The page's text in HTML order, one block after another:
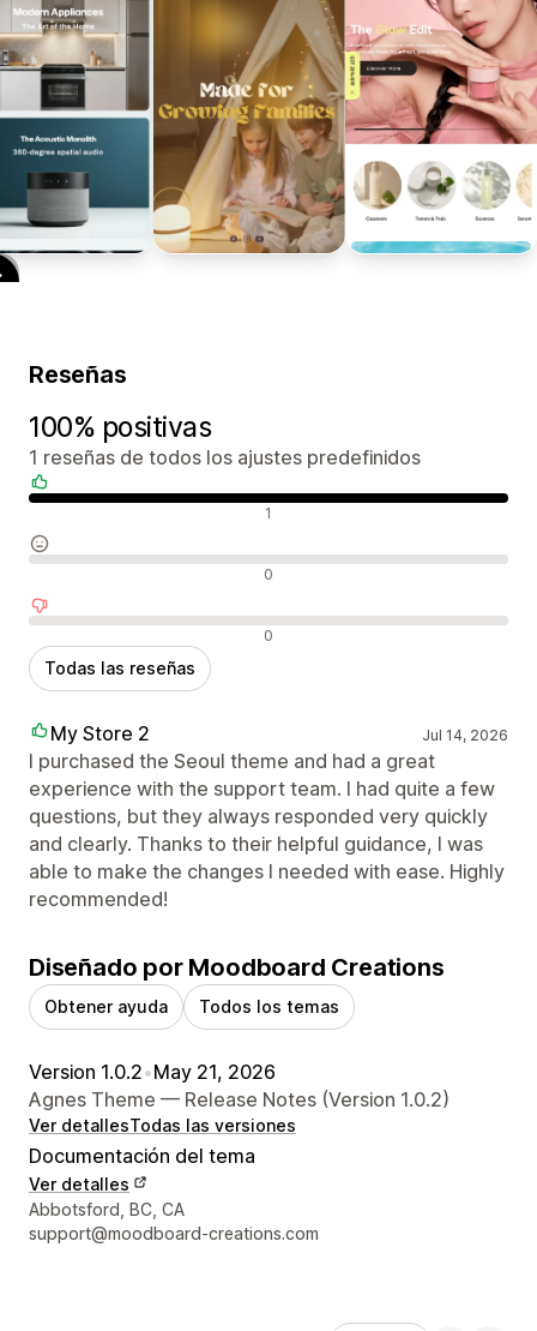
Reseñas
100% positivas
1 reseñas de todos los ajustes predefinidos
1
0
0
Todas las reseñas
My Store 2 Jul 14, 2026
I purchased the Seoul theme and had a great
experience with the support team. I had quite a few
questions, but they always responded very quickly
and clearly. Thanks to their helpful guidance, I was
able to make the changes I needed with ease. Highly
recommended!
Diseñado por Moodboard Creations
Obtener ayuda Todos los temas
Version 1.0.2•May 21, 2026
Agnes Theme — Release Notes (Version 1.0.2)
Ver detallesTodas las versiones
Documentación del tema
Ver detalles
Detalles de contacto del diseñador
Abbotsford, BC, CA
support@moodboard-creations.com